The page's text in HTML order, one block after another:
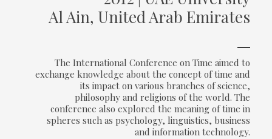
Al Ain, United Arab Emirates
The International Conference on Time aimed to
exchange knowledge about the concept of time and
its impact on various branches of science,
philosophy and religions of the world. The
conference also explored the meaning of time in
spheres such as psychology, linguistics, business
and information technology.